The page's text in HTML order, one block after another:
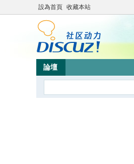
設為首頁 收藏本站
論壇